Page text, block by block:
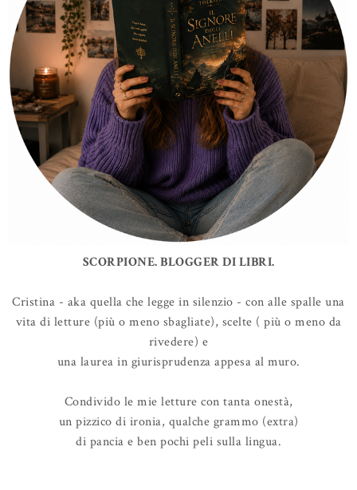
SCORPIONE. BLOGGER DI LIBRI.
Cristina - aka quella che legge in silenzio - con alle spalle una
vita di letture (più o meno sbagliate), scelte ( più o meno da
rivedere) e
una laurea in giurisprudenza appesa al muro.
Condivido le mie letture con tanta onestà,
un pizzico di ironia, qualche grammo (extra)
di pancia e ben pochi peli sulla lingua.